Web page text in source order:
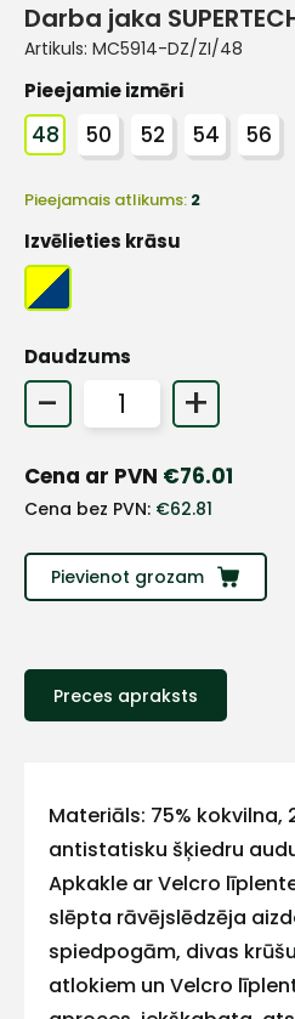
Darba jaka
Artikuls: MC5914-DZ/ZI/48
Pieejamie izmēri
48 50 52 54 56
Pieejamais atlikums: 2
Izvēlieties krāsu
Daudzums
- +
Cena ar PVN €76.01
Cena bez PVN: €62.81
Pievienot grozam
Preces apraksts
Materiāls: 75% kokvilna,
antistatisku šķiedru
Apkakle ar Velcro
slēpta rāvējslēdzēja
spiedpogām, divas
atlokiem un Velcro
+